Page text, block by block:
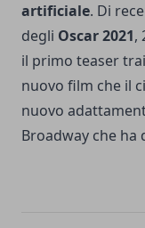
artificiale. Di
degli Oscar 2021,
il primo teaser
nuovo film che il
nuovo
Broadway che ha